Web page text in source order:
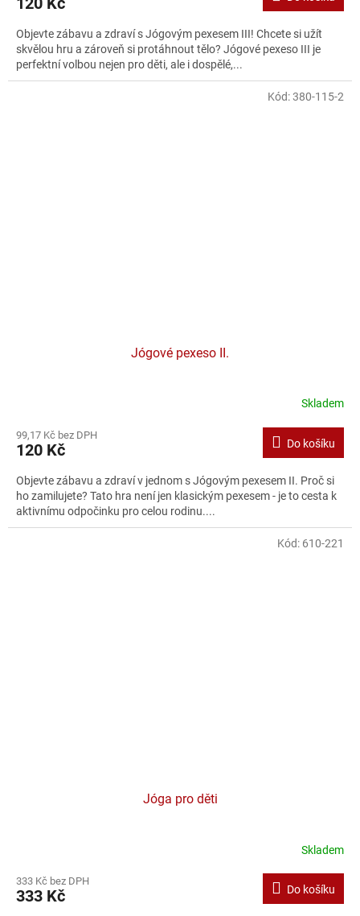
Objevte zábavu a zdraví s Jógovým pexesem III! Chcete si užít
skvělou hru a zároveň si protáhnout tělo? Jógové pexeso III je
perfektní volbou nejen pro děti, ale i dospělé,...
Jógové pexeso II.
Skladem
99,17 Kč bez DPH
120 Kč Do košíku
Objevte zábavu a zdraví v jednom s Jógovým pexesem II. Proč si
ho zamilujete? Tato hra není jen klasickým pexesem - je to cesta k
aktivnímu odpočinku pro celou rodinu....
Kód:380-115-2
Jóga pro děti
Skladem
333 Kč bez DPH
333 Kč Do košíku
Kód: 610-221